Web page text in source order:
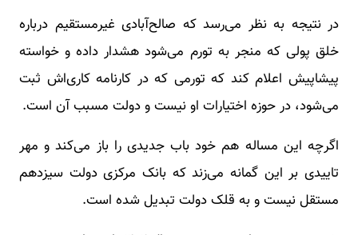
در نتیجه به نظر می‌رسد که صالح‌آبادی غیرمستقیم درباره
خلق پولی که منجر به تورم می‌شود هشدار داده و خواسته
پیشاپیش اعلام کند که تورمی که در کارنامه کاری‌اش ثبت
می‌شود، در حوزه اختیارات او نیست و دولت مسبب آن است.
اگرچه این مساله هم خود باب جدیدی را باز می‌کند و مهر
تاییدی بر این گمانه می‌زند که بانک مرکزی دولت سیزدهم
مستقل نیست و به قلک دولت تبدیل شده است.